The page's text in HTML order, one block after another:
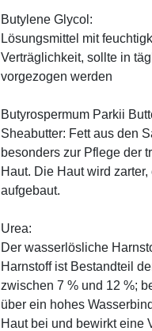
Butylene Glycol:
Lösungsmittel mit
Verträglichkeit, sollte in
vorgezogen werden
Butyrospermum Parkii
Sheabutter: Fett aus den
besonders zur Pflege der
Haut. Die Haut wird
aufgebaut.
Urea:
Der wasserlösliche
Harnstoff ist Bestandteil
zwischen 7 % und 12 %;
über ein hohes
Haut bei und bewirkt eine